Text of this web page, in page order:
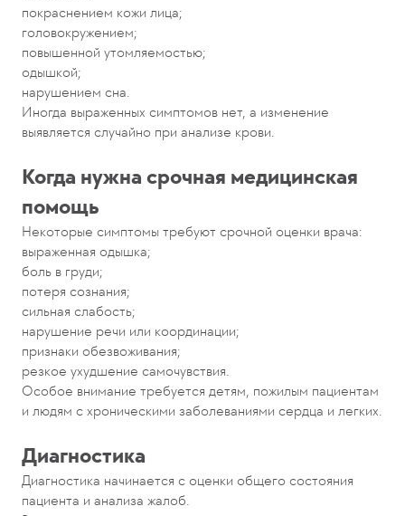
покраснением кожи лица;
головокружением;
повышенной утомляемостью;
одышкой;
нарушением сна.
Иногда выраженных симптомов нет, а изменение
выявляется случайно при анализе крови.
Когда нужна срочная медицинская
помощь
Некоторые симптомы требуют срочной оценки врача:
выраженная одышка;
боль в груди;
потеря сознания;
сильная слабость;
нарушение речи или координации;
признаки обезвоживания;
резкое ухудшение самочувствия.
Особое внимание требуется детям, пожилым пациентам
и людям с хроническими заболеваниями сердца и легких.
Диагностика
Диагностика начинается с оценки общего состояния
пациента и анализа жалоб.